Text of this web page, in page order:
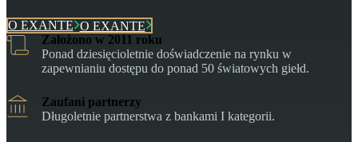
O EXANTE O EXANTE
Założono w 2011 roku
Ponad dziesięcioletnie doświadczenie na rynku w
zapewnianiu dostępu do ponad 50 światowych giełd.
Zaufani partnerzy
Długoletnie partnerstwa z bankami I kategorii.